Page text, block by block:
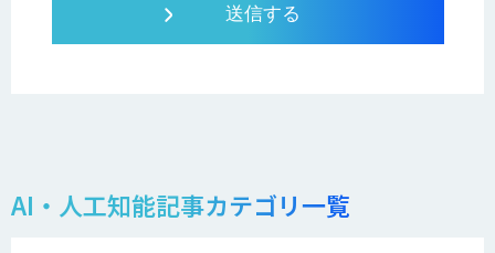
AI・人工知能記事カテゴリ一覧